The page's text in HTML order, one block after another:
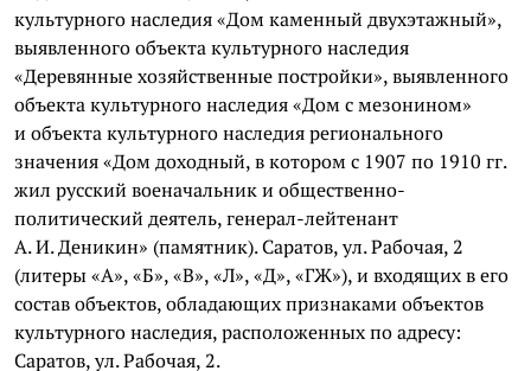
культурного наследия «Дом каменный двухэтажный»,
выявленного объекта культурного наследия
«Деревянные хозяйственные постройки», выявленного
объекта культурного наследия «Дом с мезонином»
и объекта культурного наследия регионального
значения «Дом доходный, в котором с 1907 по 1910 гг.
жил русский военачальник и общественно-
политический деятель, генерал-лейтенант
А. И. Деникин» (памятник). Саратов, ул. Рабочая, 2
(литеры «А», «Б», «В», «Л», «Д», «ГЖ»), и входящих в его
состав объектов, обладающих признаками объектов
культурного наследия, расположенных по адресу:
Саратов, ул. Рабочая, 2.